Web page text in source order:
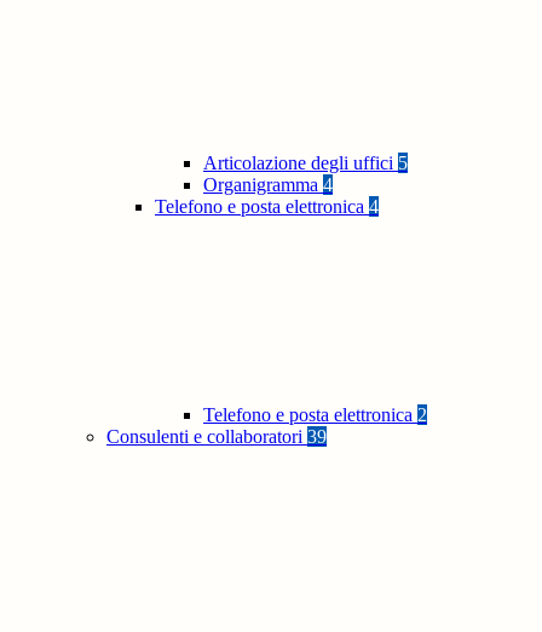
Articolazione degli uffici 5
Organigramma 4
Telefono e posta elettronica 4
Telefono e posta elettronica 2
Consulenti e collaboratori 39